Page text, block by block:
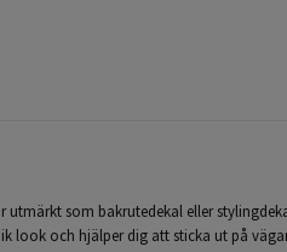
som bakrutedekal eller
look och hjälper dig att sticka ut på